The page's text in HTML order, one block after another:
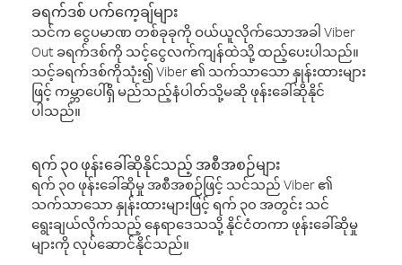
ခရက်ဒစ် ပက်ကေ့ချ်များ
သင်က ငွေပမာဏ တစ်ခုခုကို ဝယ်ယူလိုက်သောအခါ Viber
Out ခရက်ဒစ်ကို သင့်ငွေလက်ကျန်ထဲသို့ ထည့်ပေးပါသည်။
သင့်ခရက်ဒစ်ကိုသုံး၍ Viber ၏ သက်သာသော နှုန်းထားများ
ဖြင့် ကမ္ဘာပေါ်ရှိ မည်သည့်နံပါတ်သို့မဆို ဖုန်းခေါ်ဆိုနိုင်
ပါသည်။
ရက် ၃၀ ဖုန်းခေါ်ဆိုနိုင်သည့် အစီအစဉ်များ
ရက် ၃၀ ဖုန်းခေါ်ဆိုမှု အစီအစဉ်ဖြင့် သင်သည် Viber ၏
သက်သာသော နှုန်းထားများဖြင့် ရက် ၃၀ အတွင်း သင်
ရွေးချယ်လိုက်သည့် နေရာဒေသသို့ နိုင်ငံတကာ ဖုန်းခေါ်ဆိုမှု
များကို လုပ်ဆောင်နိုင်သည်။